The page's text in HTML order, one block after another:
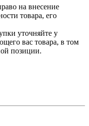
на внесение
товара, его
уточняйте у
вас товара, в том
позиции.